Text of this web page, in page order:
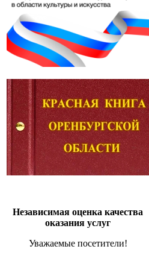
Независимая оценка качества
оказания услуг
Уважаемые посетители!